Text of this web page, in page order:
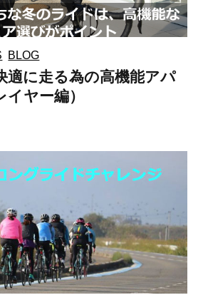
BLOG
適に走る為の高機能アパ
ヤー編）